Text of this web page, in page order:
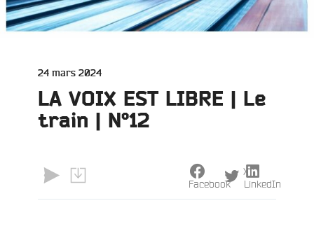
Publié
24 mars 2024
LA VOIX EST LIBRE | Le
train | N°12
Facebook
X
LinkedIn